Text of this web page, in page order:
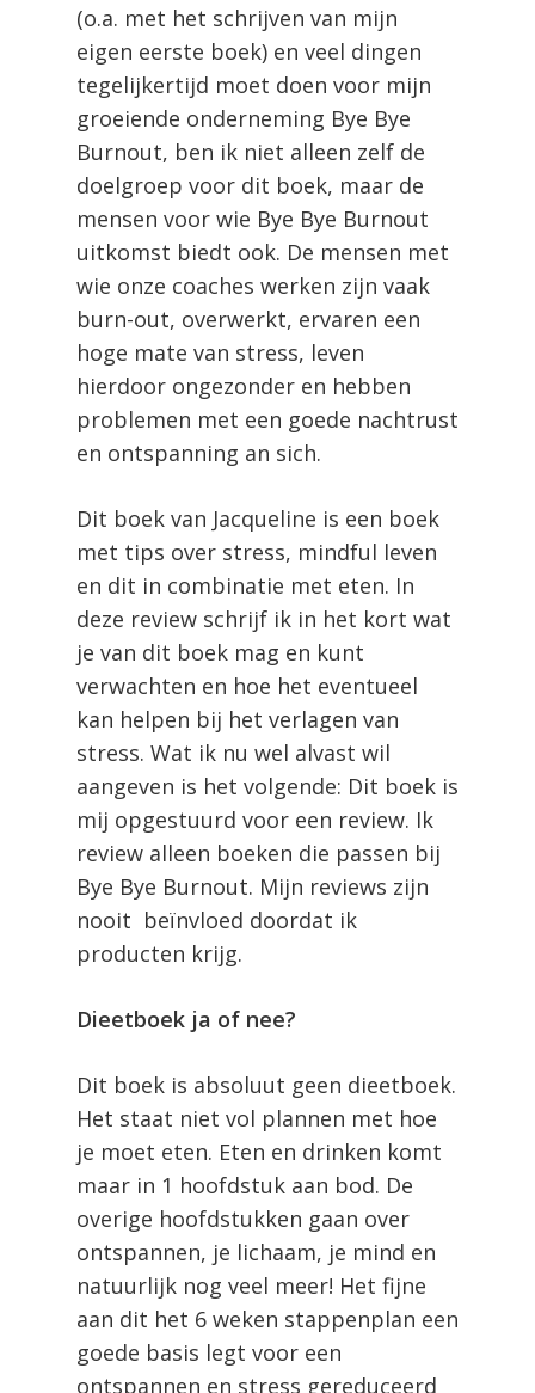
(o.a. met het schrijven van mijn
eigen eerste boek) en veel dingen
tegelijkertijd moet doen voor mijn
groeiende onderneming Bye Bye
Burnout, ben ik niet alleen zelf de
doelgroep voor dit boek, maar de
mensen voor wie Bye Bye Burnout
uitkomst biedt ook. De mensen met
wie onze coaches werken zijn vaak
burn-out, overwerkt, ervaren een
hoge mate van stress, leven
hierdoor ongezonder en hebben
problemen met een goede nachtrust
en ontspanning an sich.
Dit boek van Jacqueline is een boek
met tips over stress, mindful leven
en dit in combinatie met eten. In
deze review schrijf ik in het kort wat
je van dit boek mag en kunt
verwachten en hoe het eventueel
kan helpen bij het verlagen van
stress. Wat ik nu wel alvast wil
aangeven is het volgende: Dit boek is
mij opgestuurd voor een review. Ik
review alleen boeken die passen bij
Bye Bye Burnout. Mijn reviews zijn
nooit beïnvloed doordat ik
producten krijg.
Dieetboek ja of nee?
Dit boek is absoluut geen dieetboek.
Het staat niet vol plannen met hoe
je moet eten. Eten en drinken komt
maar in 1 hoofdstuk aan bod. De
overige hoofdstukken gaan over
ontspannen, je lichaam, je mind en
natuurlijk nog veel meer! Het fijne
aan dit het 6 weken stappenplan een
goede basis legt voor een
ontspannen en stress gereduceerd